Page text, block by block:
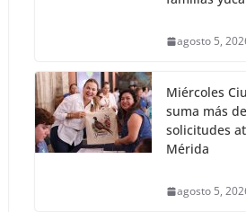
agosto 5,
Miércoles
suma más
solicitudes
Mérida
agosto 5,